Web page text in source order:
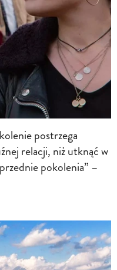
postrzega
relacji, niż utknąć w
pokolenia” –